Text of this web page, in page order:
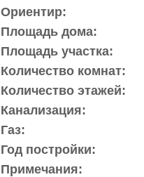
Ориентир:
Площадь дома:
Площадь участка:
Количество комнат:
Количество этажей:
Канализация:
Газ:
Год постройки:
Примечания: